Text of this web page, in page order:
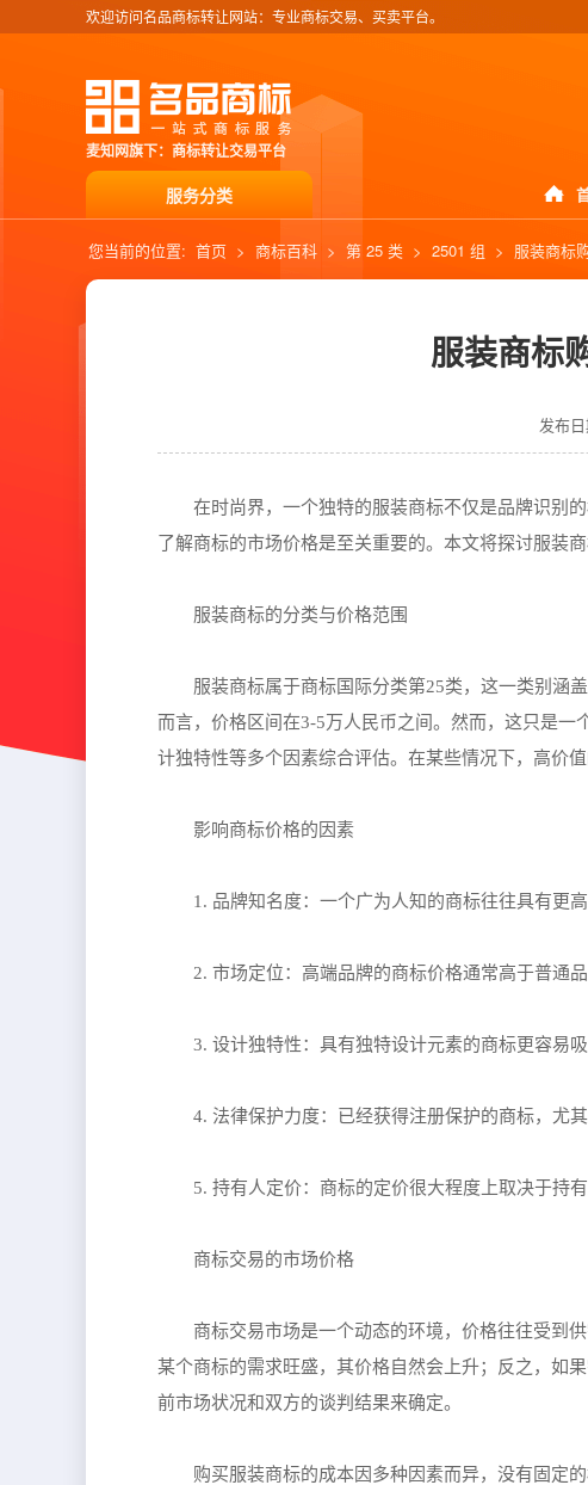
欢迎访问名品商标转让网站：专业商标交易、买卖平台。
麦知网旗下：商标转让交易平台
服务分类
您当前的位置: 首页 > 商标百科 > 第 25 类 > 2501 组 > 服装商标
服装商标
发布
在时尚界，一个独特的服装商标不仅是品牌识别
了解商标的市场价格是至关重要的。本文将探讨服装
服装商标的分类与价格范围
服装商标属于商标国际分类第25类，这一类别涵
而言，价格区间在3-5万人民币之间。然而，这只是
计独特性等多个因素综合评估。在某些情况下，高价
影响商标价格的因素
1. 品牌知名度：一个广为人知的商标往往具有更
2. 市场定位：高端品牌的商标价格通常高于普通
3. 设计独特性：具有独特设计元素的商标更容易
4. 法律保护力度：已经获得注册保护的商标，尤
5. 持有人定价：商标的定价很大程度上取决于持
商标交易的市场价格
商标交易市场是一个动态的环境，价格往往受到
某个商标的需求旺盛，其价格自然会上升；反之，如
前市场状况和双方的谈判结果来确定。
购买服装商标的成本因多种因素而异，没有固定